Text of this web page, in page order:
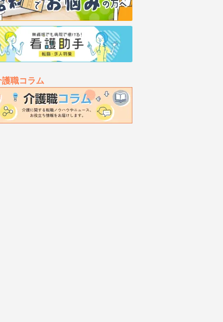
護職コラム